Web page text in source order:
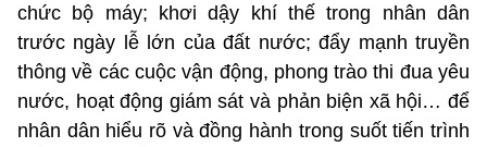
chức bộ máy; khơi dậy khí thế trong nhân dân
trước ngày lễ lớn của đất nước; đẩy mạnh truyền
thông về các cuộc vận động, phong trào thi đua yêu
nước, hoạt động giám sát và phản biện xã hội… để
nhân dân hiểu rõ và đồng hành trong suốt tiến trình